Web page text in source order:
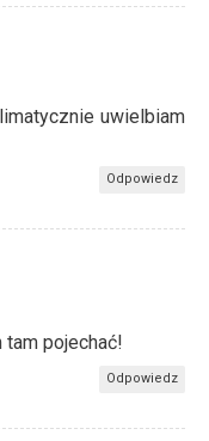
uwielbiam
Odpowiedz
tam pojechać!
Odpowiedz